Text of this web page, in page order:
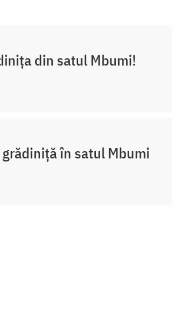
din satul Mbumi!
în satul Mbumi